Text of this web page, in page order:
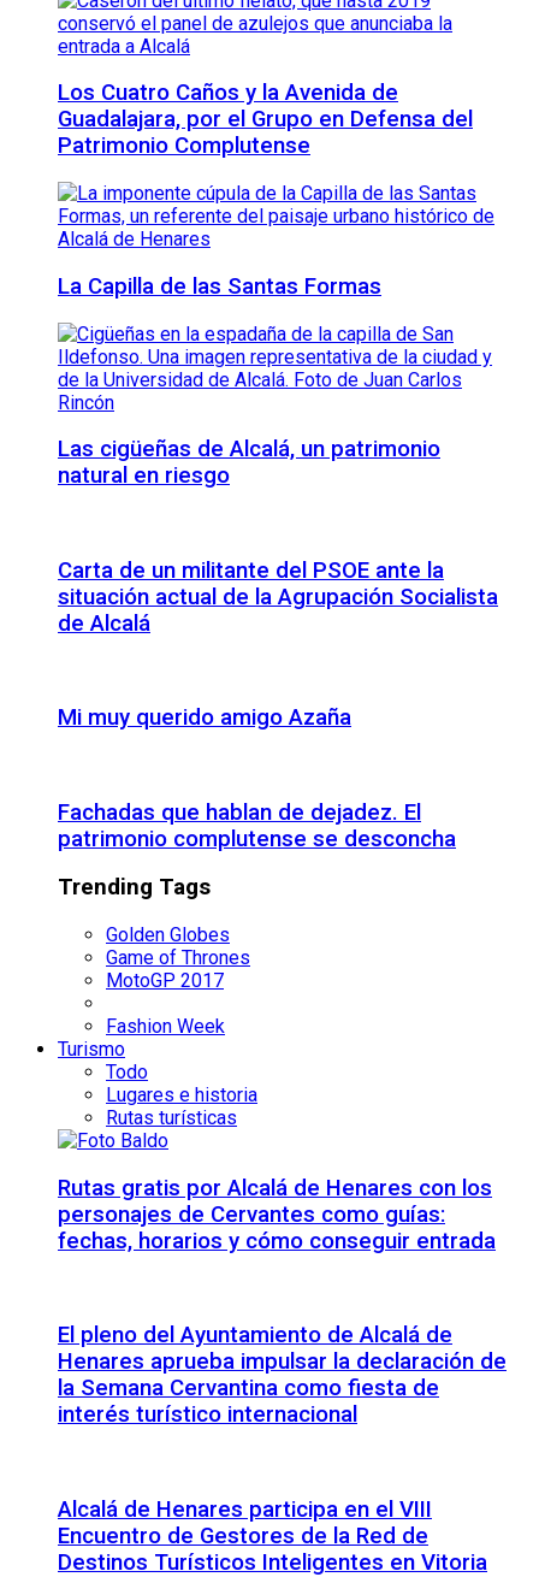
Los Cuatro Caños y la Avenida de
Guadalajara, por el Grupo en Defensa del
Patrimonio Complutense
La Capilla de las Santas Formas
Las cigüeñas de Alcalá, un patrimonio
natural en riesgo
Carta de un militante del PSOE ante la
situación actual de la Agrupación Socialista
de Alcalá
Mi muy querido amigo Azaña
Fachadas que hablan de dejadez. El
patrimonio complutense se desconcha
Trending Tags
Golden Globes
Game of Thrones
MotoGP 2017
Fashion Week
Turismo
Todo
Lugares e historia
Rutas turísticas
Rutas gratis por Alcalá de Henares con los
personajes de Cervantes como guías:
fechas, horarios y cómo conseguir entrada
El pleno del Ayuntamiento de Alcalá de
Henares aprueba impulsar la declaración de
la Semana Cervantina como fiesta de
interés turístico internacional
Alcalá de Henares participa en el VIII
Encuentro de Gestores de la Red de
Destinos Turísticos Inteligentes en Vitoria